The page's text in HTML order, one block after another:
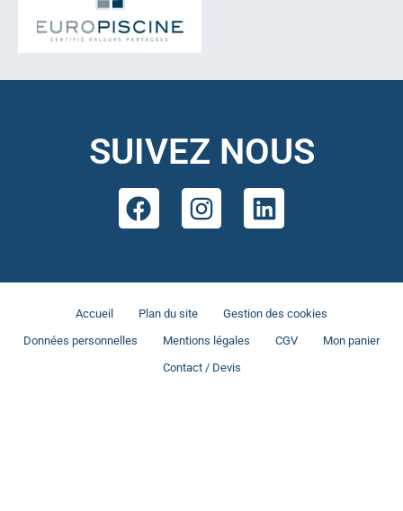
SUIVEZ NOUS
Accueil Plan du site
Gestion des cookies
Données personnelles
Mentions légales CGV
Mon panier
Contact / Devis